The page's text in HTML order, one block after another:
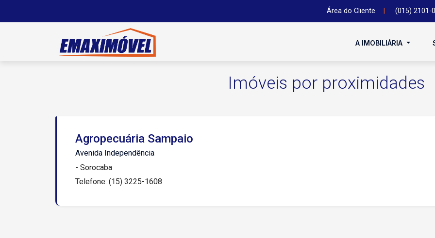
Área do Cliente (015) 2101-
A IMOBILIÁRIA
Imóveis por proximidades
Agropecuária Sampaio
Avenida Independência
- Sorocaba
Telefone: (15) 3225-1608